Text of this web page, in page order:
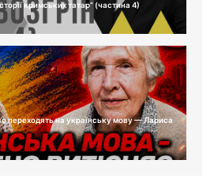
кримських татар” (частина 4)
переходять на українську мову — Лариса